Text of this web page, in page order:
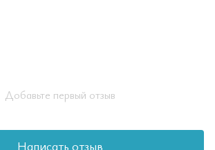
Добавьте первый отзыв
Написать отзыв